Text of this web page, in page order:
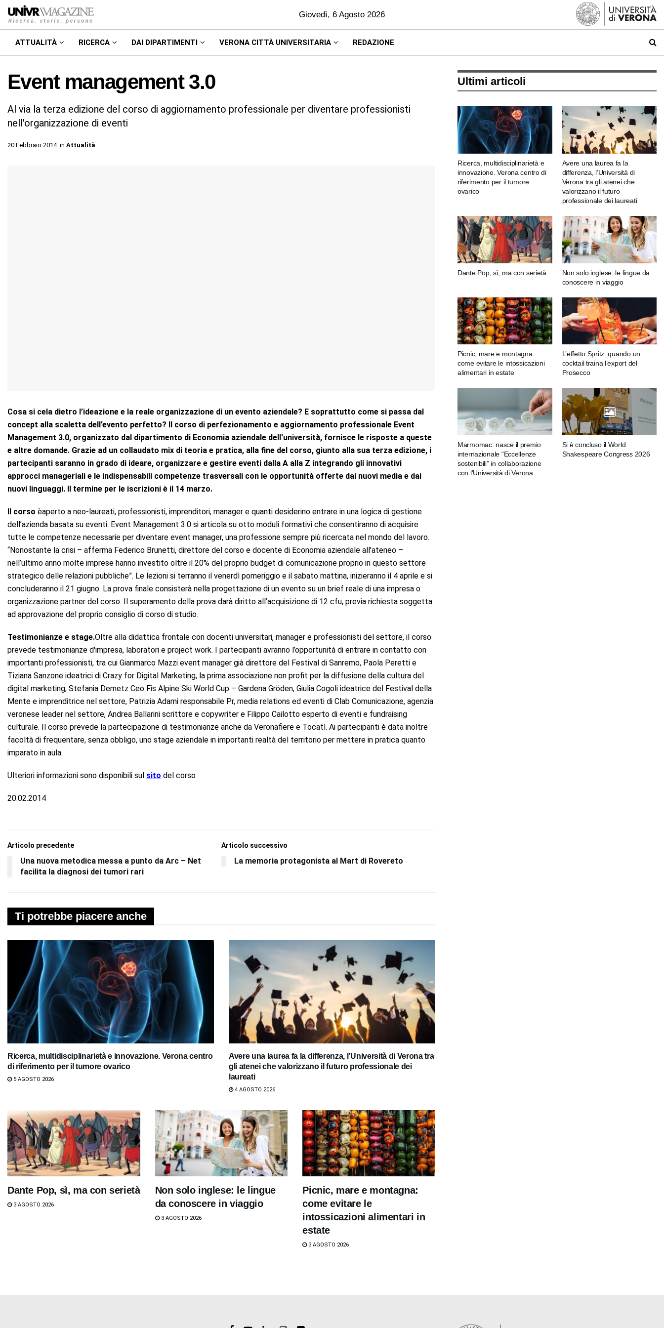
Giovedì, 6 Agosto 2026
ATTUALITÀ RICERCA DAI DIPARTIMENTI VERONA CITTÀ UNIVERSITARIA REDAZIONE
Event management 3.0
Al via la terza edizione del corso di aggiornamento professionale per diventare professionisti
nell'organizzazione di eventi
20 Febbraio 2014 in Attualità
Cosa si cela dietro l’ideazione e la reale organizzazione di un evento aziendale? E soprattutto come si passa dal
concept alla scaletta dell’evento perfetto? Il corso di perfezionamento e aggiornamento professionale Event
Management 3.0, organizzato dal dipartimento di Economia aziendale dell'università, fornisce le risposte a queste
e altre domande. Grazie ad un collaudato mix di teoria e pratica, alla fine del corso, giunto alla sua terza edizione, i
partecipanti saranno in grado di ideare, organizzare e gestire eventi dalla A alla Z integrando gli innovativi
approcci manageriali e le indispensabili competenze trasversali con le opportunità offerte dai nuovi media e dai
nuovi linguaggi. Il termine per le iscrizioni è il 14 marzo.
Il corso èaperto a neo-laureati, professionisti, imprenditori, manager e quanti desiderino entrare in una logica di gestione
dell’azienda basata su eventi. Event Management 3.0 si articola su otto moduli formativi che consentiranno di acquisire
tutte le competenze necessarie per diventare event manager, una professione sempre più ricercata nel mondo del lavoro.
“Nonostante la crisi – afferma Federico Brunetti, direttore del corso e docente di Economia aziendale all’ateneo –
nell’ultimo anno molte imprese hanno investito oltre il 20% del proprio budget di comunicazione proprio in questo settore
strategico delle relazioni pubbliche”. Le lezioni si terranno il venerdì pomeriggio e il sabato mattina, inizieranno il 4 aprile e si
concluderanno il 21 giugno. La prova finale consisterà nella progettazione di un evento su un brief reale di una impresa o
organizzazione partner del corso. Il superamento della prova darà diritto all’acquisizione di 12 cfu, previa richiesta soggetta
ad approvazione del proprio consiglio di corso di studio.
Testimonianze e stage.Oltre alla didattica frontale con docenti universitari, manager e professionisti del settore, il corso
prevede testimonianze d'impresa, laboratori e project work. I partecipanti avranno l’opportunità di entrare in contatto con
importanti professionisti, tra cui Gianmarco Mazzi event manager già direttore del Festival di Sanremo, Paola Peretti e
Tiziana Sanzone ideatrici di Crazy for Digital Marketing, la prima associazione non profit per la diffusione della cultura del
digital marketing, Stefania Demetz Ceo Fis Alpine Ski World Cup – Gardena Gröden, Giulia Cogoli ideatrice del Festival della
Mente e imprenditrice nel settore, Patrizia Adami responsabile Pr, media relations ed eventi di Clab Comunicazione, agenzia
veronese leader nel settore, Andrea Ballarini scrittore e copywriter e Filippo Cailotto esperto di eventi e fundraising
culturale. Il corso prevede la partecipazione di testimonianze anche da Veronafiere e Tocatì. Ai partecipanti è data inoltre
facoltà di frequentare, senza obbligo, uno stage aziendale in importanti realtà del territorio per mettere in pratica quanto
imparato in aula.
Ulteriori informazioni sono disponibili sul sito del corso
20.02.2014
Articolo precedente
Una nuova metodica messa a punto da Arc – Net
facilita la diagnosi dei tumori rari
Articolo successivo
La memoria protagonista al Mart di Rovereto
Ti potrebbe piacere anche
Ricerca, multidisciplinarietà e innovazione. Verona centro
di riferimento per il tumore ovarico
5 AGOSTO 2026
Avere una laurea fa la differenza, l’Università di Verona tra
gli atenei che valorizzano il futuro professionale dei
laureati
4 AGOSTO 2026
Dante Pop, sì, ma con serietà
3 AGOSTO 2026
Non solo inglese: le lingue
da conoscere in viaggio
3 AGOSTO 2026
Picnic, mare e montagna:
come evitare le
intossicazioni alimentari in
estate
3 AGOSTO 2026
Ultimi articoli
Ricerca, multidisciplinarietà e
innovazione. Verona centro di
riferimento per il tumore
ovarico
Avere una laurea fa la
differenza, l’Università di
Verona tra gli atenei che
valorizzano il futuro
professionale dei laureati
Dante Pop, sì, ma con serietà
Non solo inglese: le lingue da
conoscere in viaggio
Picnic, mare e montagna:
come evitare le intossicazioni
alimentari in estate
L’effetto Spritz: quando un
cocktail traina l’export del
Prosecco
Marmomac: nasce il premio
internazionale “Eccellenze
sostenibili” in collaborazione
con l’Università di Verona
Si è concluso il World
Shakespeare Congress 2026